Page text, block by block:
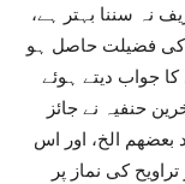
نہ سننا بہتر ہے،
کی فضیلت حاصل ہو
کا جواب دیتے ہوئے
حنفیہ نے جائز
بعضهم الخ، اور اس
کی نماز پر